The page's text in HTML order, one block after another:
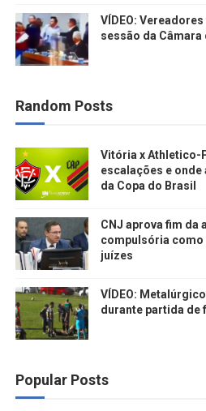
VÍDEO:
sessão da Câmara
Random Posts
Vitória x Athletico-
escalações e onde
da Copa do Brasil
CNJ aprova fim da
compulsória como
juízes
VÍDEO:
durante partida de
Popular Posts